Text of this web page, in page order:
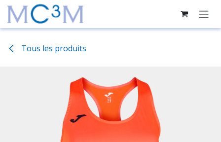
Se rendre au contenu
Tous les produits